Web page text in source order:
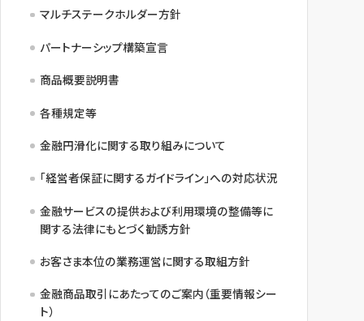
マルチステークホルダー方針
パートナーシップ構築宣言
商品概要説明書
各種規定等
金融円滑化に関する取り組みについて
「経営者保証に関するガイドライン」への対応状況
金融サービスの提供および利用環境の整備等に
関する法律にもとづく勧誘方針
お客さま本位の業務運営に関する取組方針
金融商品取引にあたってのご案内（重要情報シー
ト）